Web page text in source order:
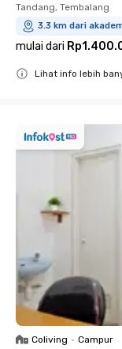
Tandang, Tembalang
3.3 km dari
mulai dari
Lihat info lebih
Coliving • Campur